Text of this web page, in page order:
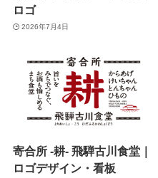
ロゴ
2026年7月4日
寄合所 -耕- 飛騨古川食堂｜
ロゴデザイン・看板